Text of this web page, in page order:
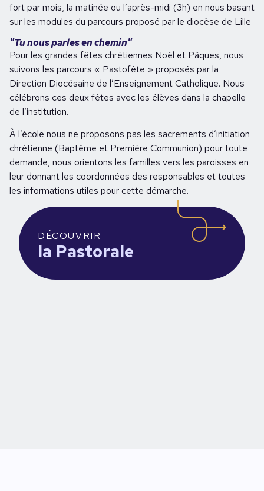
fort par mois, la matinée ou l’après-midi (3h) en nous basant
sur les modules du parcours proposé par le diocèse de Lille
"Tu nous parles en chemin"
Pour les grandes fêtes chrétiennes Noël et Pâques, nous
suivons les parcours « Pastofête » proposés par la
Direction Diocésaine de l’Enseignement Catholique. Nous
célébrons ces deux fêtes avec les élèves dans la chapelle
de l’institution.
À l’école nous ne proposons pas les sacrements d’initiation
chrétienne (Baptême et Première Communion) pour toute
demande, nous orientons les familles vers les paroisses en
leur donnant les coordonnées des responsables et toutes
les informations utiles pour cette démarche.
DÉCOUVRIR
la Pastorale